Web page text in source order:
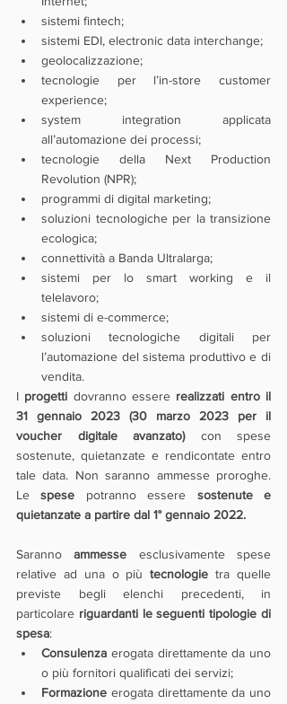
sistemi fintech;
sistemi EDI, electronic data interchange;
geolocalizzazione;
tecnologie per l’in-store customer
experience;
system integration applicata
all’automazione dei processi;
tecnologie della Next Production
Revolution (NPR);
programmi di digital marketing;
soluzioni tecnologiche per la transizione
ecologica;
connettività a Banda Ultralarga;
sistemi per lo smart working e il
telelavoro;
sistemi di e-commerce;
soluzioni tecnologiche digitali per
l’automazione del sistema produttivo e di
vendita.
I progetti dovranno essere realizzati entro il
31 gennaio 2023 (30 marzo 2023 per il
voucher digitale avanzato) con spese
sostenute, quietanzate e rendicontate entro
tale data. Non saranno ammesse proroghe.
Le spese potranno essere sostenute e
quietanzate a partire dal 1° gennaio 2022.
Saranno ammesse esclusivamente spese
relative ad una o più tecnologie tra quelle
previste begli elenchi precedenti, in
particolare riguardanti le seguenti tipologie di
spesa:
Consulenza erogata direttamente da uno
o più fornitori qualificati dei servizi;
Formazione erogata direttamente da uno